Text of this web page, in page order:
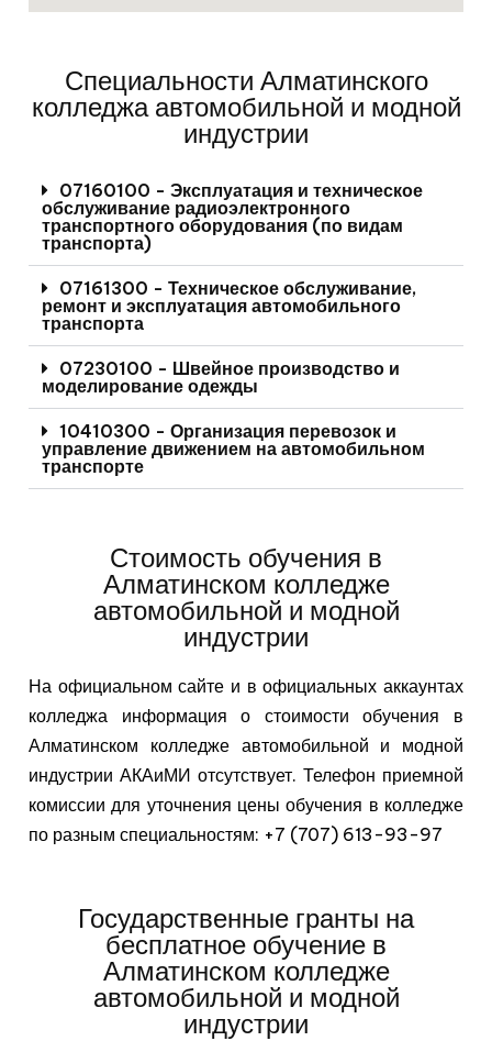
Специальности Алматинского
колледжа автомобильной и модной
индустрии
07160100 - Эксплуатация и техническое
обслуживание радиоэлектронного
транспортного оборудования (по видам
транспорта)
07161300 - Техническое обслуживание,
ремонт и эксплуатация автомобильного
транспорта
07230100 - Швейное производство и
моделирование одежды
10410300 - Организация перевозок и
управление движением на автомобильном
транспорте
Стоимость обучения в
Алматинском колледже
автомобильной и модной
индустрии
На официальном сайте и в официальных аккаунтах
колледжа информация о стоимости обучения в
Алматинском колледже автомобильной и модной
индустрии АКАиМИ отсутствует. Телефон приемной
комиссии для уточнения цены обучения в колледже
по разным специальностям: +7 (707) 613-93-97
Государственные гранты на
бесплатное обучение в
Алматинском колледже
автомобильной и модной
индустрии